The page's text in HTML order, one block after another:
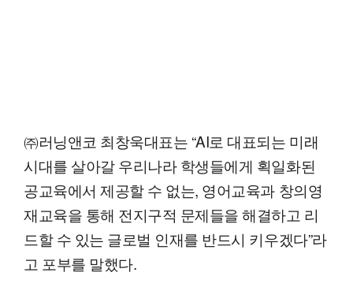
㈜러닝앤코 최창욱대표는 “AI로 대표되는 미래
시대를 살아갈 우리나라 학생들에게 획일화된
공교육에서 제공할 수 없는, 영어교육과 창의영
재교육을 통해 전지구적 문제들을 해결하고 리
드할 수 있는 글로벌 인재를 반드시 키우겠다”라
고 포부를 말했다.